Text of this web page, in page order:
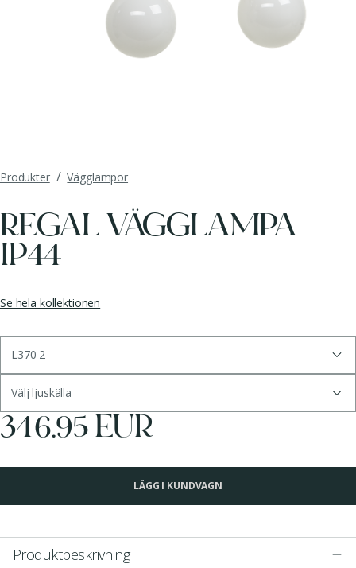
Produkter / Vägglampor
REGAL VÄGGLAMPA
IP44
Se hela kollektionen
L370 2
Välj ljuskälla
346.95 EUR
LÄGG I KUNDVAGN
Produktbeskrivning